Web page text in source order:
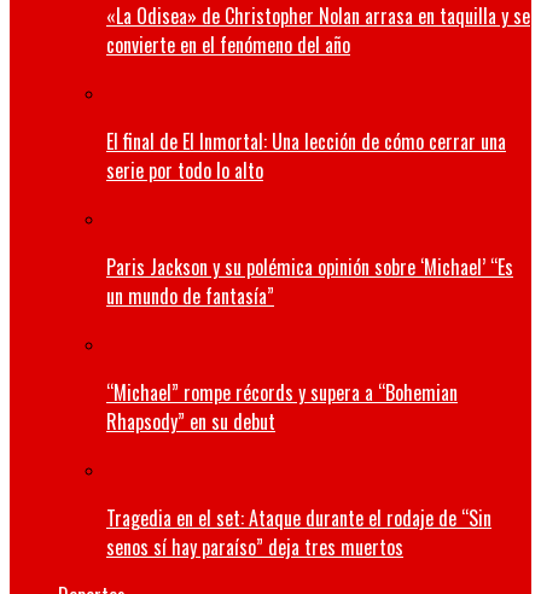
«La Odisea» de Christopher Nolan arrasa en taquilla y se
convierte en el fenómeno del año
El final de El Inmortal: Una lección de cómo cerrar una
serie por todo lo alto
Paris Jackson y su polémica opinión sobre ‘Michael’ “Es
un mundo de fantasía”
“Michael” rompe récords y supera a “Bohemian
Rhapsody” en su debut
Tragedia en el set: Ataque durante el rodaje de “Sin
senos sí hay paraíso” deja tres muertos